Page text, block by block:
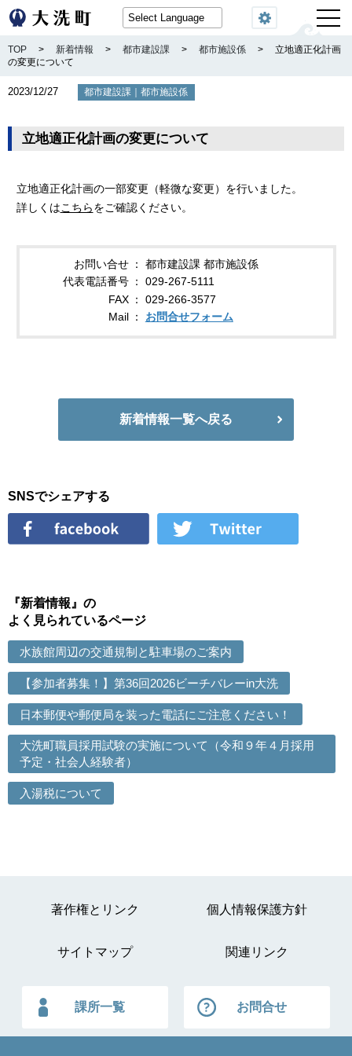
閲覧機能
TOP > 新着情報 > 都市建設課 > 都市施設係 >
立地適正化計画
の変更について
2023/12/27 都市建設課 ｜都市施設係
立地適正化計画の変更について
立地適正化計画の一部変更（軽微な変更）を行いました。
詳しくはこちらをご確認ください。
お問い合せ
都市建設課 都市施設係
代表電話番号
029-267-5111
FAX
029-266-3577
Mail
お問合せフォーム
新着情報一覧へ戻る
SNSでシェアする
『新着情報』の
よく見られているページ
水族館周辺の交通規制と駐車場のご案内
【参加者募集！】第36回2026ビーチバレーin大洗
日本郵便や郵便局を装った電話にご注意ください！
大洗町職員採用試験の実施について（令和９年４月採用
予定・社会人経験者）
入湯税について
著作権とリンク 個人情報保護方針
サイトマップ 関連リンク
課所一覧 お問合せ